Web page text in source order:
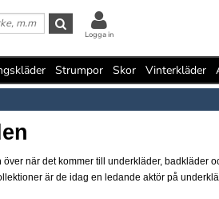
Logga in
Strumpor Skor Vinterkläder
när det kommer till underkläder, badkläder
är de idag en ledande aktör på